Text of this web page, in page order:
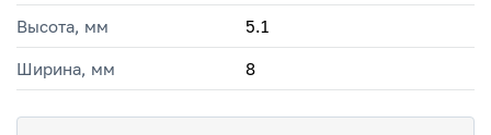
Высота, мм 5.1
Ширина, мм 8